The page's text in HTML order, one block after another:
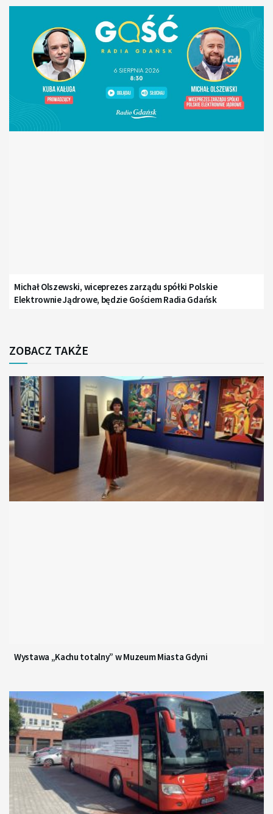
Michał Olszewski, wiceprezes zarządu spółki Polskie
Elektrownie Jądrowe, będzie Gościem Radia Gdańsk
ZOBACZ TAKŻE
Wystawa „Kachu totalny” w Muzeum Miasta Gdyni